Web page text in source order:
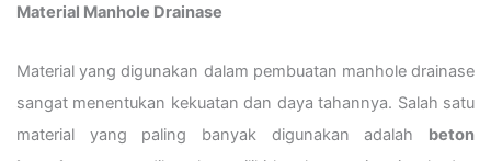
Material Manhole Drainase
Material yang digunakan dalam pembuatan manhole drainase
sangat menentukan kekuatan dan daya tahannya. Salah satu
material yang paling banyak digunakan adalah beton